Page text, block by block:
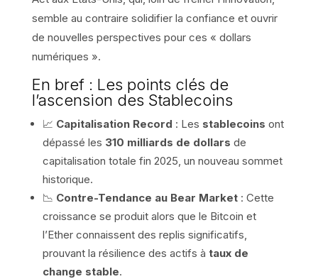
semble au contraire solidifier la confiance et ouvrir
de nouvelles perspectives pour ces « dollars
numériques ».
En bref : Les points clés de
l’ascension des Stablecoins
📈 Capitalisation Record : Les stablecoins ont
dépassé les 310 milliards de dollars de
capitalisation totale fin 2025, un nouveau sommet
historique.
📉 Contre-Tendance au Bear Market: Cette
croissance se produit alors que le Bitcoin et
l’Ether connaissent des replis significatifs,
prouvant la résilience des actifs à taux de
change stable.